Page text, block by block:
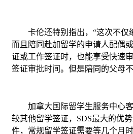
卡伦还特别指出，“这次不仅缩
而且陪同赴加留学的申请人配偶
证或工作签证时，也能享受快速
签证审批时间。但是陪同的父母
加拿大国际留学生服务中心客
较其他留学签证，SDS最大的优
件，常规留学签证需要等几个月